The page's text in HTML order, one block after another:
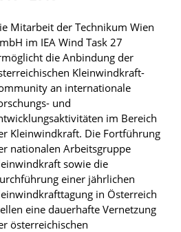
Mitarbeit der Technikum Wien
im IEA Wind Task 27
die Anbindung der
Kleinwindkraft-
an internationale
und
im Bereich
Kleinwindkraft. Die Fortführung
nationalen Arbeitsgruppe
sowie die
einer jährlichen
in Österreich
eine dauerhafte Vernetzung
österreichischen